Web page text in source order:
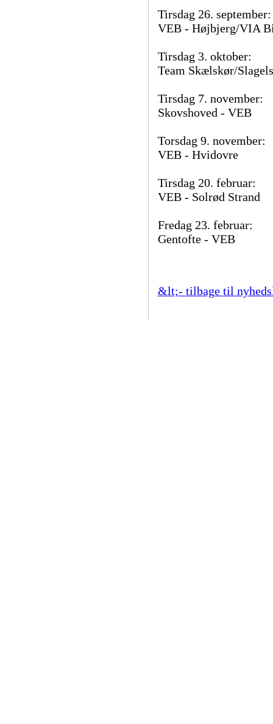
Tirsdag 26. september:
VEB - Højbjerg/VIA
Tirsdag 3. oktober:
Team Skælskør/
Tirsdag 7. november:
Skovshoved - VEB
Torsdag 9. november:
VEB - Hvidovre
Tirsdag 20. februar:
VEB - Solrød Strand
Fredag 23. februar:
Gentofte - VEB
&lt;- tilbage til